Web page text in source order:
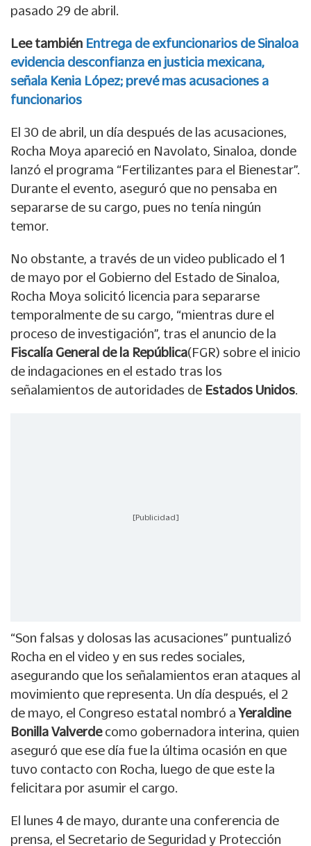
pasado 29 de abril.
Lee también Entrega de exfuncionarios de Sinaloa
evidencia desconfianza en justicia mexicana,
señala Kenia López; prevé mas acusaciones a
funcionarios
El 30 de abril, un día después de las acusaciones,
Rocha Moya apareció en Navolato, Sinaloa, donde
lanzó el programa “Fertilizantes para el Bienestar”.
Durante el evento, aseguró que no pensaba en
separarse de su cargo, pues no tenía ningún
temor.
No obstante, a través de un video publicado el 1
de mayo por el Gobierno del Estado de Sinaloa,
Rocha Moya solicitó licencia para separarse
temporalmente de su cargo, “mientras dure el
proceso de investigación”, tras el anuncio de la
Fiscalía General de la República(FGR) sobre el inicio
de indagaciones en el estado tras los
señalamientos de autoridades de Estados Unidos.
[Publicidad]
“Son falsas y dolosas las acusaciones” puntualizó
Rocha en el video y en sus redes sociales,
asegurando que los señalamientos eran ataques al
movimiento que representa. Un día después, el 2
de mayo, el Congreso estatal nombró aYeraldine
Bonilla Valverde como gobernadora interina, quien
aseguró que ese día fue la última ocasión en que
tuvo contacto con Rocha, luego de que este la
felicitara por asumir el cargo.
El lunes 4 de mayo, durante una conferencia de
prensa, el Secretario de Seguridad y Protección